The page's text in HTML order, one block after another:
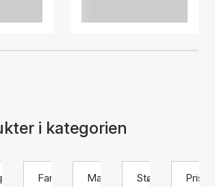
i kategorien
Farge Materiale Størrelse Pris